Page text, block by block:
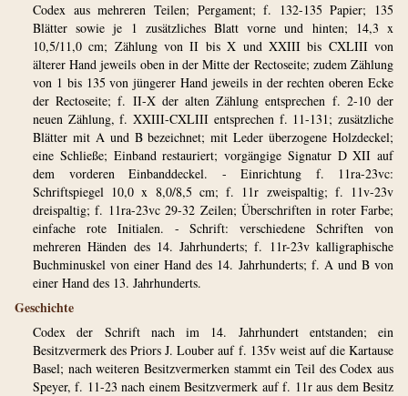
Codex aus mehreren Teilen; Pergament; f. 132-135 Papier; 135
Blätter sowie je 1 zusätzliches Blatt vorne und hinten; 14,3 x
10,5/11,0 cm; Zählung von II bis X und XXIII bis CXLIII von
älterer Hand jeweils oben in der Mitte der Rectoseite; zudem Zählung
von 1 bis 135 von jüngerer Hand jeweils in der rechten oberen Ecke
der Rectoseite; f. II-X der alten Zählung entsprechen f. 2-10 der
neuen Zählung, f. XXIII-CXLIII entsprechen f. 11-131; zusätzliche
Blätter mit A und B bezeichnet; mit Leder überzogene Holzdeckel;
eine Schließe; Einband restauriert; vorgängige Signatur D XII auf
dem vorderen Einbanddeckel. - Einrichtung f. 11ra-23vc:
Schriftspiegel 10,0 x 8,0/8,5 cm; f. 11r zweispaltig; f. 11v-23v
dreispaltig; f. 11ra-23vc 29-32 Zeilen; Überschriften in roter Farbe;
einfache rote Initialen. - Schrift: verschiedene Schriften von
mehreren Händen des 14. Jahrhunderts; f. 11r-23v kalligraphische
Buchminuskel von einer Hand des 14. Jahrhunderts; f. A und B von
einer Hand des 13. Jahrhunderts.
Geschichte
Codex der Schrift nach im 14. Jahrhundert entstanden; ein
Besitzvermerk des Priors J. Louber auf f. 135v weist auf die Kartause
Basel; nach weiteren Besitzvermerken stammt ein Teil des Codex aus
Speyer, f. 11-23 nach einem Besitzvermerk auf f. 11r aus dem Besitz